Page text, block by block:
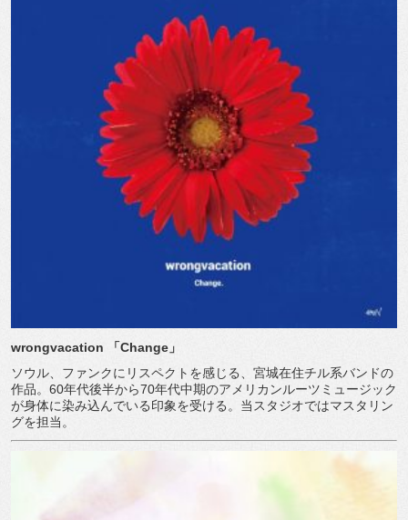
wrongvacation 「Change 」
ソウル、ファンクにリスペクトを感じる、宮城在住チル系バンドの
作品。60年代後半から70年代中期のアメリカンルーツミュージック
が身体に染み込んでいる印象を受ける。当スタジオではマスタリン
グを担当。